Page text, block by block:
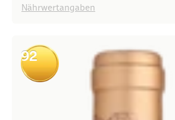
Nährwertangaben
92